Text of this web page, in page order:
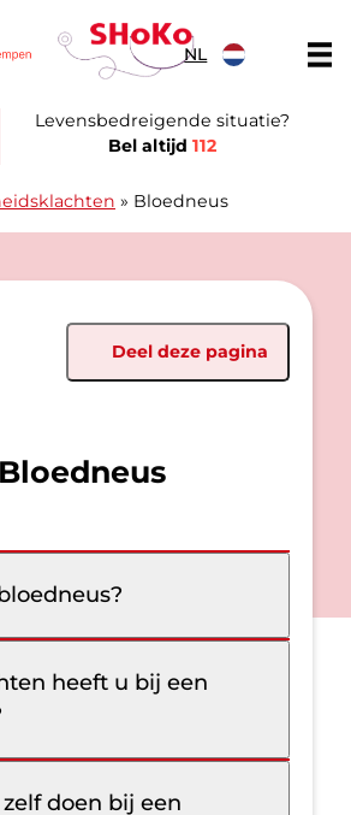
NL
Levensbedreigende situatie?
Bel altijd112
» Bloedneus
Deel deze pagina
Bloedneus
heeft u bij een
doen bij een